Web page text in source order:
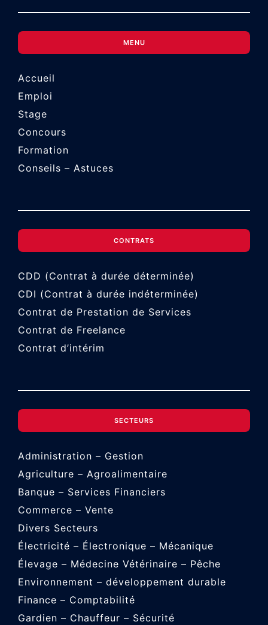
MENU
Accueil
Emploi
Stage
Concours
Formation
Conseils – Astuces
CONTRATS
CDD (Contrat à durée déterminée)
CDI (Contrat à durée indéterminée)
Contrat de Prestation de Services
Contrat de Freelance
Contrat d’intérim
SECTEURS
Administration – Gestion
Agriculture – Agroalimentaire
Banque – Services Financiers
Commerce – Vente
Divers Secteurs
Électricité – Électronique – Mécanique
Élevage – Médecine Vétérinaire – Pêche
Environnement – développement durable
Finance – Comptabilité
Gardien – Chauffeur – Sécurité